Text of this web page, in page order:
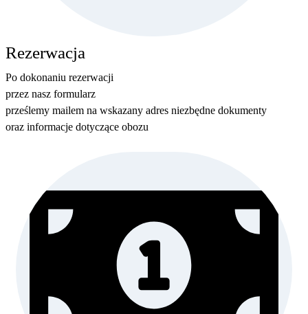
Rezerwacja
Po dokonaniu rezerwacji
przez nasz formularz
prześlemy mailem na wskazany adres niezbędne dokumenty
oraz informacje dotyczące obozu